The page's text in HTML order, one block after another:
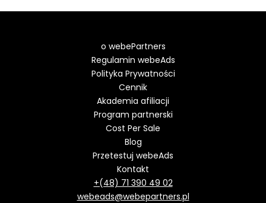
o webePartners
Regulamin webeAds
Polityka Prywatności
Cennik
Akademia afiliacji
Program partnerski
Cost Per Sale
Blog
Przetestuj webeAds
Kontakt
+(48) 71 390 49 02
webeads@webepartners.pl